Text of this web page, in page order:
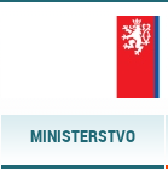
MINISTERSTVO